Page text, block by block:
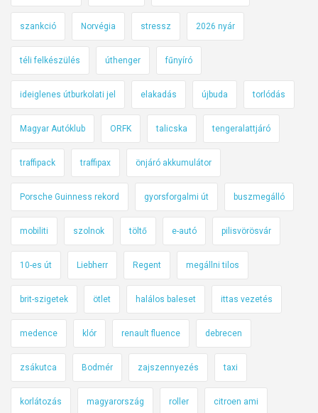
szankció Norvégia stressz 2026 nyár
téli felkészülés úthenger fűnyíró
ideiglenes útburkolati jel elakadás újbuda torlódás
Magyar Autóklub ORFK talicska tengeralattjáró
traffipack traffipax önjáró akkumulátor
Porsche Guinness rekord gyorsforgalmi út buszmegálló
mobiliti szolnok töltő e-autó pilisvörösvár
10-es út Liebherr Regent megállni tilos
brit-szigetek ötlet halálos baleset ittas vezetés
medence klór renault fluence debrecen
zsákutca Bodmér zajszennyezés taxi
korlátozás magyarország roller citroen ami